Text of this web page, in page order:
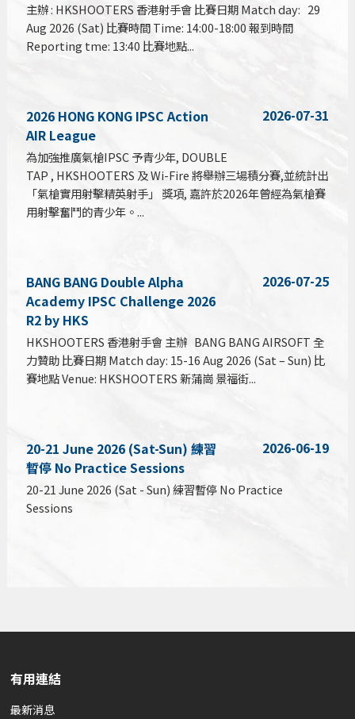
主辦 : HKSHOOTERS 香港射手會 比賽日期 Match day: 29
Aug 2026 (Sat) 比賽時間 Time: 14:00-18:00 報到時間
Reporting tme: 13:40 比賽地點...
2026 HONG KONG IPSC Action
AIR League
2026-07-31
為加強推廣氣槍IPSC 予青少年, DOUBLE
TAP , HKSHOOTERS 及 Wi-Fire 將舉辦三場積分賽,並統計出
「氣槍實用射擊精英射手」 獎項, 嘉許於2026年曾經為氣槍賽
用射擊奮鬥的青少年。...
BANG BANG Double Alpha
Academy IPSC Challenge 2026
R2 by HKS
2026-07-25
HKSHOOTERS 香港射手會 主辦 BANG BANG AIRSOFT 全
力贊助 比賽日期 Match day: 15-16 Aug 2026 (Sat – Sun) 比
賽地點 Venue: HKSHOOTERS 新蒲崗 景福街...
20-21 June 2026 (Sat-Sun) 練習
暫停 No Practice Sessions
2026-06-19
20-21 June 2026 (Sat - Sun) 練習暫停 No Practice
Sessions
有用連結
最新消息